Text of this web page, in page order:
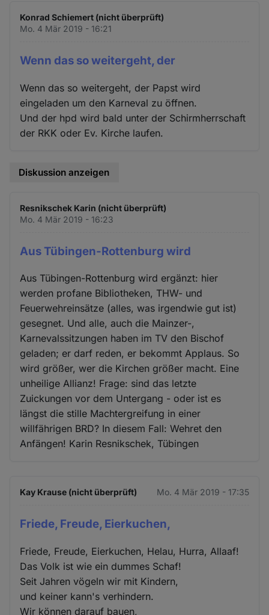
Konrad Schiemert (nicht überprüft)
Mo. 4 Mär 2019 - 16:21
Wenn das so weitergeht, der
Wenn das so weitergeht, der Papst wird
eingeladen um den Karneval zu öffnen.
Und der hpd wird bald unter der Schirmherrschaft
der RKK oder Ev. Kirche laufen.
Diskussion anzeigen
Resnikschek Karin (nicht überprüft)
Mo. 4 Mär 2019 - 16:23
Aus Tübingen-Rottenburg wird
Aus Tübingen-Rottenburg wird ergänzt: hier
werden profane Bibliotheken, THW- und
Feuerwehreinsätze (alles, was irgendwie gut ist)
gesegnet. Und alle, auch die Mainzer-,
Karnevalssitzungen haben im TV den Bischof
geladen; er darf reden, er bekommt Applaus. So
wird größer, wer die Kirchen größer macht. Eine
unheilige Allianz! Frage: sind das letzte
Zuickungen vor dem Untergang - oder ist es
längst die stille Machtergreifung in einer
willfährigen BRD? In diesem Fall: Wehret den
Anfängen! Karin Resnikschek, Tübingen
Kay Krause (nicht überprüft) Mo. 4 Mär 2019 - 17:35
Friede, Freude, Eierkuchen,
Friede, Freude, Eierkuchen, Helau, Hurra, Allaaf!
Das Volk ist wie ein dummes Schaf!
Seit Jahren vögeln wir mit Kindern,
und keiner kann's verhindern.
Wir können darauf bauen,